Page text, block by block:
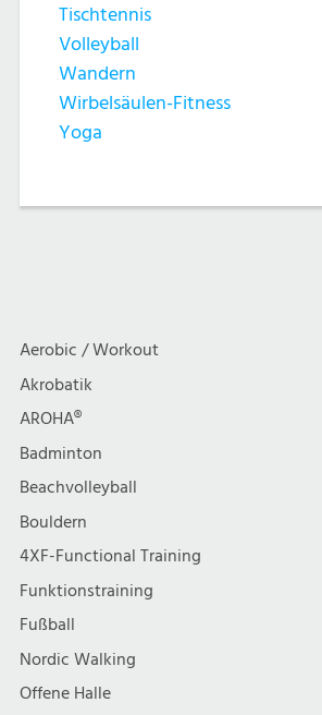
Tischtennis
Volleyball
Wandern
Wirbelsäulen-Fitness
Yoga
Aerobic / Workout
Akrobatik
AROHA®
Badminton
Beachvolleyball
Bouldern
4XF-Functional Training
Funktionstraining
Fußball
Nordic Walking
Offene Halle